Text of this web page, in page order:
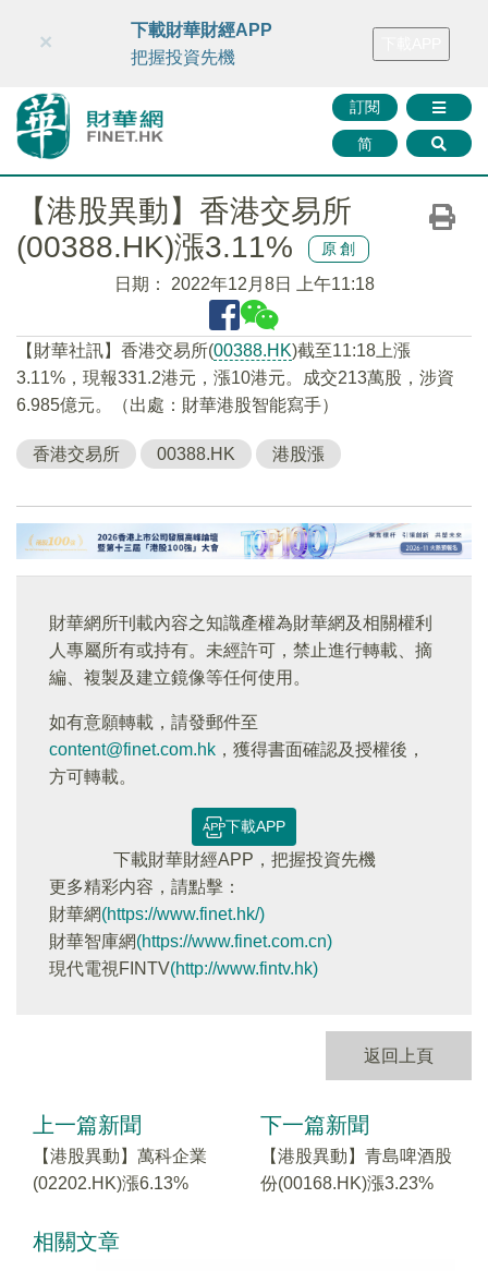
財華智庫網 FINTV FINMETA 財華證券 媒體矩陣
訂閱
简
×
下載財華財經APP
把握投資先機
【港股異動】香港交易所
(00388.HK)漲3.11%
原創
日期： 2022年12月8日 上午11:18
【財華社訊】香港交易所(00388.HK)截至11:18上漲
3.11%，現報331.2港元，漲10港元。成交213萬股，涉資
6.985億元。（出處：財華港股智能寫手）
香港交易所 00388.HK 港股漲
財華網所刊載內容之知識產權為財華網及相關權利
人專屬所有或持有。未經許可，禁止進行轉載、摘
編、複製及建立鏡像等任何使用。
如有意願轉載，請發郵件至
content@finet.com.hk ，獲得書面確認及授權後，
方可轉載。
下載APP
下載財華財經APP，把握投資先機
更多精彩内容，請點擊：
財華網(https://www.finet.hk/)
財華智庫網(https://www.finet.com.cn)
現代電視FINTV(http://www.fintv.hk)
返回上頁
上一篇新聞
【港股異動】萬科企業
(02202.HK)漲6.13%
下一篇新聞
【港股異動】青島啤酒股
份(00168.HK)漲3.23%
相關文章